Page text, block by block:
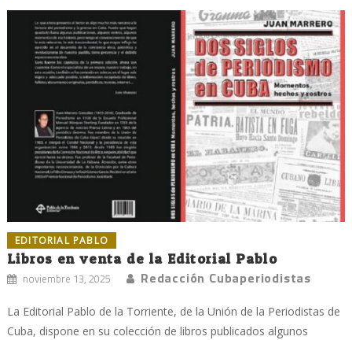
EDITORIAL PABLO
Libros en venta de la Editorial Pablo
noviembre 13, 2025 Redacción Cubaperiodistas
La Editorial Pablo de la Torriente, de la Unión de la Periodistas de
Cuba, dispone en su colección de libros publicados algunos